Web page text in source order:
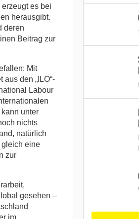
es bei
herausgibt.
deren
Beitrag zur
Mit
den „ILO“-
Labour
unter
nichts
natürlich
eine
zur
gesehen –
im